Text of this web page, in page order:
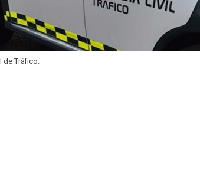
de Tráfico.